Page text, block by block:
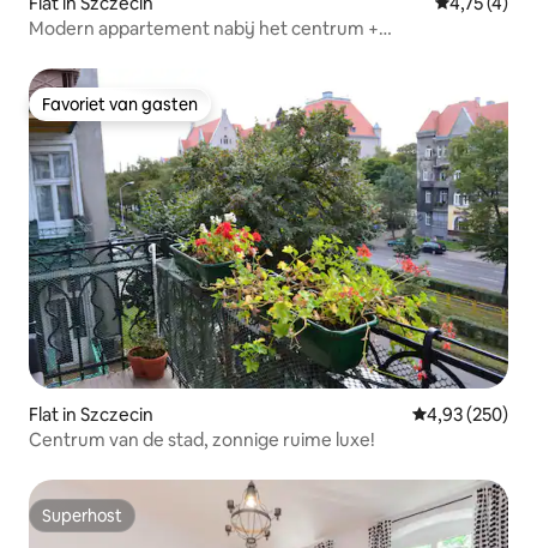
Modern appartement nabij het centrum +
Favoriet van gasten
Favoriet van gasten
Flat in Szczecin Gemiddelde
4,93 (250)
Centrum van de stad, zonnige ruime luxe!
Superhost
Superhost